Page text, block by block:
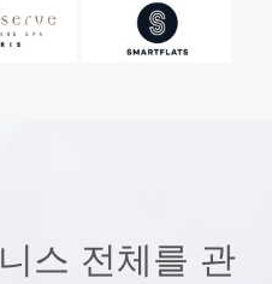
스 전체를 관